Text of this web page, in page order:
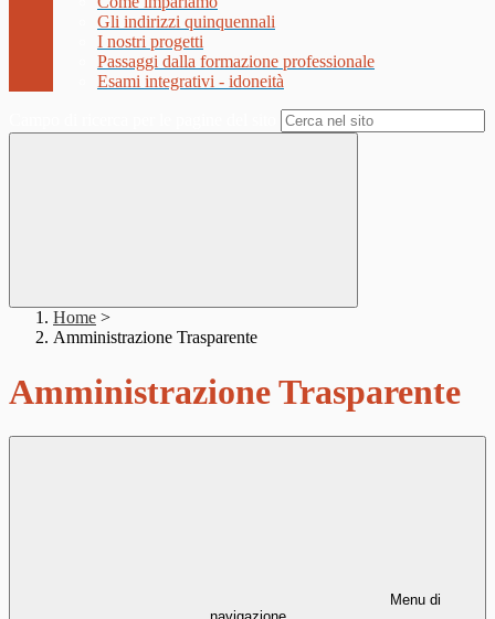
Gli indirizzi quinquennali
I nostri progetti
Passaggi dalla formazione professionale
Esami integrativi - idoneità
Home >
Amministrazione Trasparente
Amministrazione Trasparente
Menu di